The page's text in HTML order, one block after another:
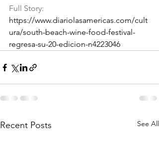
Full Story:
https://www.diariolasamericas.com/cult
ura/south-beach-wine-food-festival-
regresa-su-20-edicion-n4223046
Recent Posts See All